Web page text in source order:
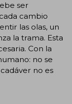
ser
cambio
las olas, un
la trama. Esta
Con la
no se
no es